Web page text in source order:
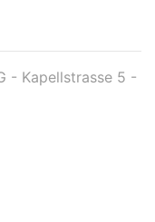
- Kapellstrasse 5 -